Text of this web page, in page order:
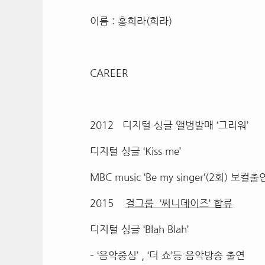
이름 : 홍희라(희라)
CAREER
2012 디지털 싱글 앨범발매 ‘그리워’
디지털 싱글 ‘Kiss me’
MBC music ‘Be my singer‘(2회) 보컬출
2015 걸그룹 ‘써니데이즈’ 합류
디지털 싱글 ‘Blah Blah’
– ‘음악중심’ , ‘더 쇼’등 음악방송 출연